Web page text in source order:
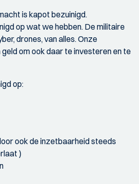
is kapot bezuinigd.
op wat we hebben. De militaire
drones, van alles. Onze
om ook daar te investeren en te
op:
ook de inzetbaarheid steeds
)